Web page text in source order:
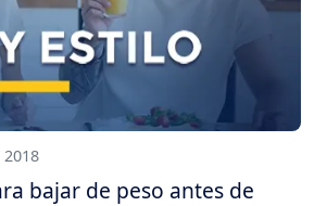
2018
bajar de peso antes de